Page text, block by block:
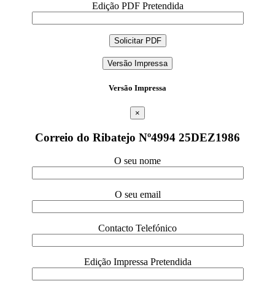
Edição PDF Pretendida
Versão Impressa
Versão Impressa
×
Correio do Ribatejo Nº4994 25DEZ1986
O seu nome
O seu email
Contacto Telefónico
Edição Impressa Pretendida